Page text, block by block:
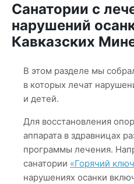
Санатории с
нарушений
Кавказских
В этом разделе мы
в которых лечат
и детей.
Для восстановления
аппарата в здравницах
программы лечения.
санатории «Горячий
нарушениях осанки